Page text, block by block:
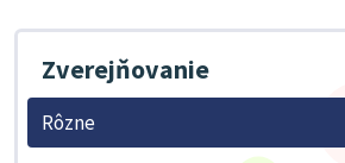
Zverejňovanie
Rôzne